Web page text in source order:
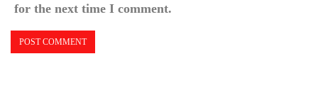
for the next time I comment.